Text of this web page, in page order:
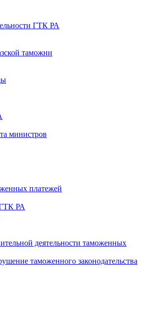
ГТК РА
таможни
министров
платежей
РА
деятельности таможенных
таможенного законодательства